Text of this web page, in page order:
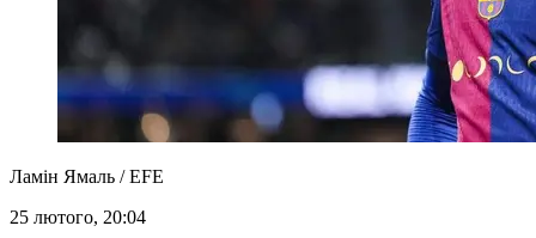
Ламін Ямаль / EFE
25 лютого, 20:04